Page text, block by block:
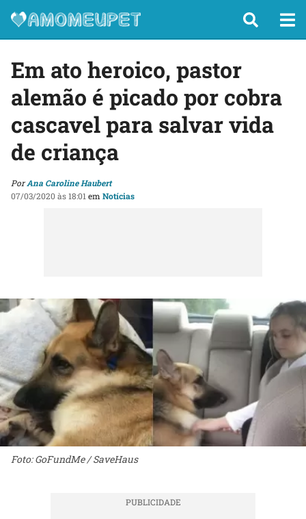
Em ato heroico, pastor
alemão é picado por cobra
cascavel para salvar vida
de criança
PorAna Caroline Haubert
07/03/2020 às 18:01 em Notícias
Foto: GoFundMe / SaveHaus